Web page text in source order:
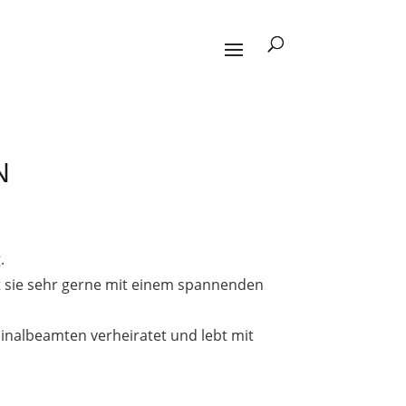
sehr gerne mit einem spannenden
verheiratet und lebt mit